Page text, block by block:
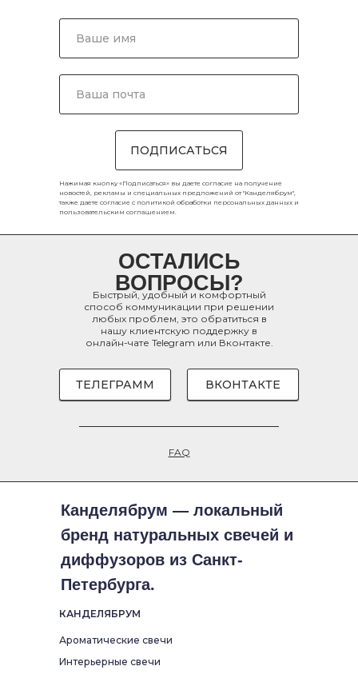
ОСТАЛИСЬ
ВОПРОСЫ?
Быстрый, удобный и комфортный
способ коммуникации при решении
любых проблем, это обратиться в
нашу клиентскую поддержку в
онлайн-чате Telegram или Вконтакте.
ПОДПИСАТЬСЯ
FAQ
Нажимая кнопку «Подписаться» вы даете согласие на получение
новостей, рекламы и специальных предложений от "Канделябрум",
также даете согласие с политикой обработки персональных данных и
пользовательским соглашением.
ТЕЛЕГРАММ ВКОНТАКТЕ
Канделябрум — локальный
бренд натуральных свечей и
диффузоров из Санкт-
Петербурга.
КАНДЕЛЯБРУМ
Ароматические свечи
Интерьерные свечи